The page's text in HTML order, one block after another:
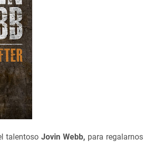
talentosoJovin Webb, para regalarnos